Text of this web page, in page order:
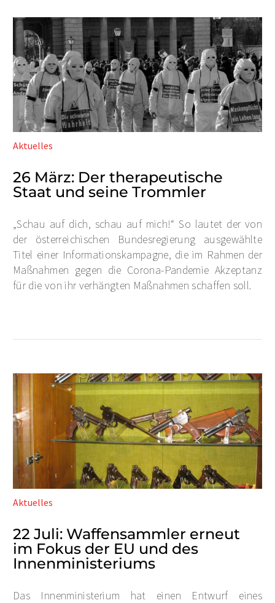
Aktuelles
26 März: Der therapeutische
Staat und seine Trommler
„Schau auf dich, schau auf mich!“ So lautet der von
der österreichischen Bundesregierung ausgewählte
Titel einer Informationskampagne, die im Rahmen der
Maßnahmen gegen die Corona-Pandemie Akzeptanz
für die von ihr verhängten Maßnahmen schaffen soll.
Aktuelles
22 Juli: Waffensammler erneut
im Fokus der EU und des
Innenministeriums
Das Innenministerium hat einen Entwurf eines